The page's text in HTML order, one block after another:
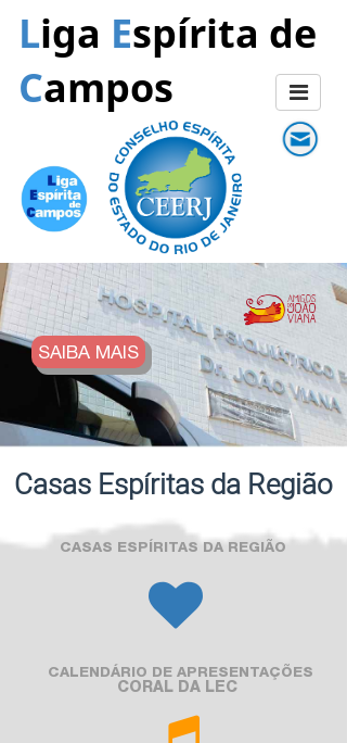
Liga Espírita de
Campos
SAIBA MAIS
CORAL DA LEC
CALENDÁRIO DE APRESENTAÇÕES
Casas Espíritas da Região
CASAS ESPÍRITAS DA REGIÃO